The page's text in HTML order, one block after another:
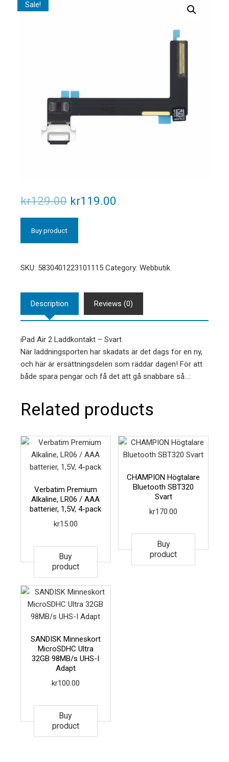
Sale!
kr129.00 kr119.00
Buy product
SKU: 5830401223101115 Category: Webbutik
Description Reviews (0)
iPad Air 2 Laddkontakt – Svart
När laddningsporten har skadats är det dags för en ny,
och här är ersättningsdelen som räddar dagen! För att
både spara pengar och få det att gå snabbare så…:
Related products
Verbatim Premium
Alkaline, LR06 / AAA
batterier, 1,5V, 4-pack
kr15.00
Buy
product
CHAMPION Högtalare
Bluetooth SBT320
Svart
kr170.00
Buy
product
SANDISK Minneskort
MicroSDHC Ultra
32GB 98MB/s UHS-I
Adapt
kr100.00
Buy
product